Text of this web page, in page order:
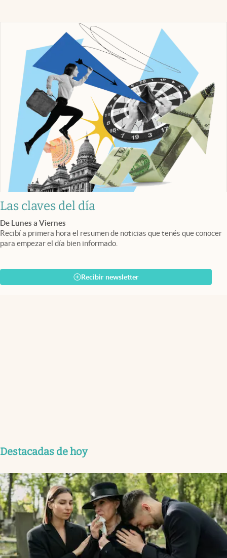
Las claves del día
De Lunes a Viernes
Recibí a primera hora el resumen de noticias que tenés que conocer
para empezar el día bien informado.
Recibir newsletter
Destacadas de hoy